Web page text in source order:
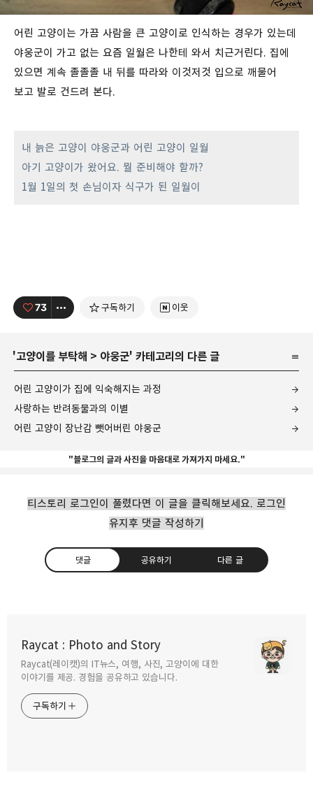
어린 고양이는 가끔 사람을 큰 고양이로 인식하는 경우가 있는데
야웅군이 가고 없는 요즘 일월은 나한테 와서 치근거린다. 집에
있으면 계속 졸졸졸 내 뒤를 따라와 이것저것 입으로 깨물어
보고 발로 건드려 본다.
내 늙은 고양이 야웅군과 어린 고양이 일월
아기 고양이가 왔어요. 뭘 준비해야 할까?
1월 1일의 첫 손님이자 식구가 된 일월이
73 구독하기 이웃
'고양이를 부탁해 > 야웅군' 카테고리의 다른 글
어린 고양이가 집에 익숙해지는 과정
사랑하는 반려동물과의 이별
어린 고양이 장난감 뺏어버린 야웅군
"블로그의 글과 사진을 마음대로 가져가지 마세요."
티스토리 로그인이 풀렸다면 이 글을 클릭해보세요. 로그인
유지후 댓글 작성하기
댓글 공유하기 다른 글
Raycat : Photo and Story
Raycat(레이캣)의 IT뉴스, 여행, 사진, 고양이에 대한
이야기를 제공. 경험을 공유하고 있습니다.
구독하기
구독하기 카카오톡